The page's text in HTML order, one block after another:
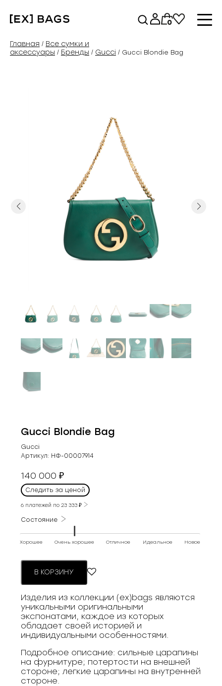
содержимому
0
Главная / Все сумки и
аксессуары / Бренды / Gucci / Gucci Blondie Bag
Previous Next
Gucci Blondie Bag
Gucci
Артикул: НФ-00007914
140 000₽
Следить за ценой
6 платежей по23 333₽
Состояние
Хорошее Очень хорошее Отличное Идеальное Новое
В КОРЗИНУ
Изделия из коллекции (ex)bags являются
уникальными оригинальными
экспонатами, каждое из которых
обладает своей историей и
индивидуальными особенностями.
Подробное описание: сильные царапины
на фурнитуре; потертости на внешней
стороне; легкие царапины на внутренней
стороне.